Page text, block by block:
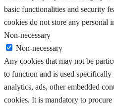
basic functionalities and security
cookies do not store any personal
Non-necessary
Non-necessary
Any cookies that may not be
to function and is used specifically
analytics, ads, other embedded
cookies. It is mandatory to